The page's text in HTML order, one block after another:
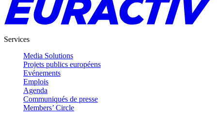
Services
Media Solutions
Projets publics européens
Evénements
Emplois
Agenda
Communiqués de presse
Members’ Circle